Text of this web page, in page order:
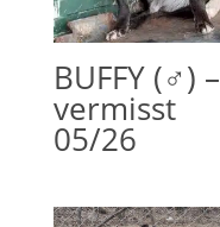
BUFFY (♂) –
vermisst
05/26